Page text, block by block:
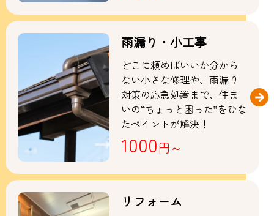
雨漏り・小工事
どこに頼めばいいか分から
ない小さな修理や、雨漏り
対策の応急処置まで、住ま
いの“ちょっと困った”をひな
たペイントが解決！
1000円～
リフォーム